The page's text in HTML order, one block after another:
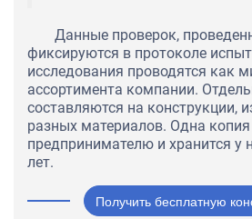
Данные проверок,
фиксируются в протоколе
исследования проводятся как
ассортимента компании.
составляются на конструкции,
разных материалов. Одна
предпринимателю и хранится у
лет.
Получить бесплатную